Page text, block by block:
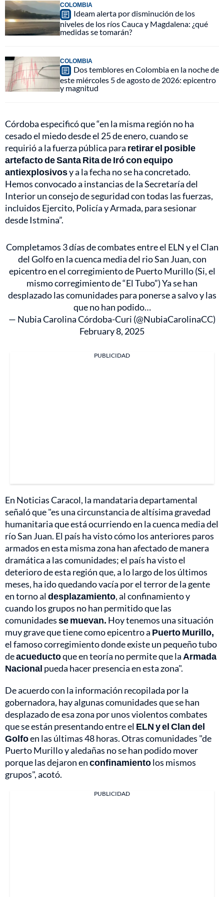
COLOMBIA
Ideam alerta por disminución de los
niveles de los ríos Cauca y Magdalena: ¿qué
medidas se tomarán?
COLOMBIA
Dos temblores en Colombia en la noche de
este miércoles 5 de agosto de 2026: epicentro
y magnitud
Córdoba especificó que “en la misma región no ha
cesado el miedo desde el 25 de enero, cuando se
requirió a la fuerza pública para retirar el posible
artefacto de Santa Rita de Iró con equipo
antiexplosivosy a la fecha no se ha concretado.
Hemos convocado a instancias de la Secretaría del
Interior un consejo de seguridad con todas las fuerzas,
incluidos Ejercito, Policía y Armada, para sesionar
desde Istmina”.
Completamos 3 días de combates entre el ELN y el Clan
del Golfo en la cuenca media del rio San Juan, con
epicentro en el corregimiento de Puerto Murillo (Si, el
mismo corregimiento de “El Tubo”) Ya se han
desplazado las comunidades para ponerse a salvo y las
que no han podido…
— Nubia Carolina Córdoba-Curi (@NubiaCarolinaCC)
February 8, 2025
PUBLICIDAD
En Noticias Caracol, la mandataria departamental
señaló que "es una circunstancia de altísima gravedad
humanitaria que está ocurriendo en la cuenca media del
río San Juan. El país ha visto cómo los anteriores paros
armados en esta misma zona han afectado de manera
dramática a las comunidades; el país ha visto el
deterioro de esta región que, a lo largo de los últimos
meses, ha ido quedando vacía por el terror de la gente
en torno aldesplazamiento, al confinamiento y
cuando los grupos no han permitido que las
comunidadesse muevan. Hoy tenemos una situación
muy grave que tiene como epicentro a Puerto Murillo,
el famoso corregimiento donde existe un pequeño tubo
deacueductoque en teoría no permite que la Armada
Nacional pueda hacer presencia en esta zona".
De acuerdo con la información recopilada por la
gobernadora, hay algunas comunidades que se han
desplazado de esa zona por unos violentos combates
que se están presentando entre el ELN y el Clan del
Golfoen las últimas 48 horas. Otras comunidades "de
Puerto Murillo y aledañas no se han podido mover
porque las dejaron enconfinamientolos mismos
grupos", acotó.
PUBLICIDAD